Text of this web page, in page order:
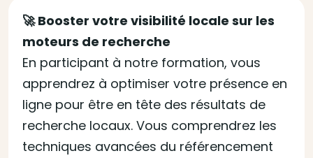
🚀 Booster votre visibilité locale sur les
moteurs de recherche
En participant à notre formation, vous
apprendrez à optimiser votre présence en
ligne pour être en tête des résultats de
recherche locaux. Vous comprendrez les
techniques avancées du référencement